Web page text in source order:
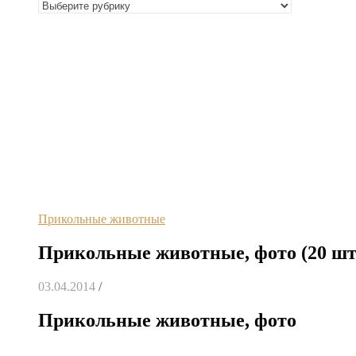
Прикольные животные
Прикольные животные, фото (20
03.04.2014 /
Прикольные животные, фото